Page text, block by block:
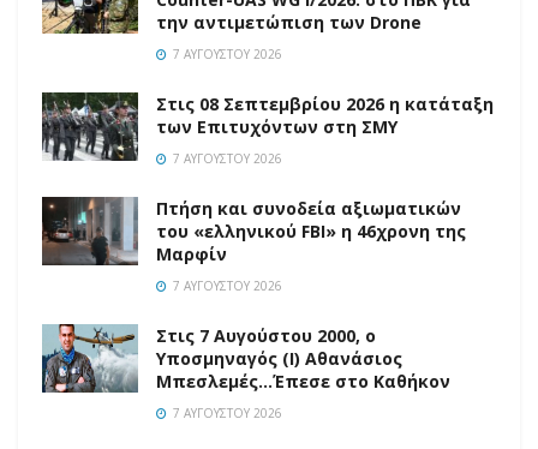
την αντιμετώπιση των Drone
7 ΑΥΓΟΎΣΤΟΥ 2026
Στις 08 Σεπτεμβρίου 2026 η κατάταξη
των Επιτυχόντων στη ΣΜΥ
7 ΑΥΓΟΎΣΤΟΥ 2026
Πτήση και συνοδεία αξιωματικών
του «ελληνικού FBI» η 46χρονη της
Μαρφίν
7 ΑΥΓΟΎΣΤΟΥ 2026
Στις 7 Αυγούστου 2000, ο
Υποσμηναγός (Ι) Αθανάσιος
Μπεσλεμές…Έπεσε στο Καθήκον
7 ΑΥΓΟΎΣΤΟΥ 2026